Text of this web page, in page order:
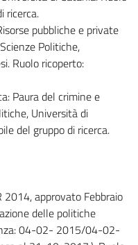
ricerca.
pubbliche e private
Politiche,
Ruolo ricoperto:
Paura del crimine e
Università di
del gruppo di ricerca.
approvato Febbraio
delle politiche
04-02- 2015/04-02-